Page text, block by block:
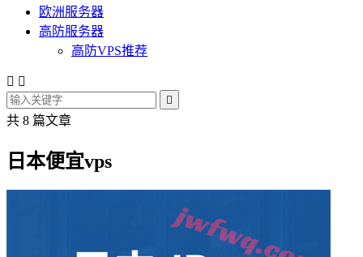
欧洲服务器
高防服务器
高防VPS推荐
 

共 8 篇文章
日本便宜vps